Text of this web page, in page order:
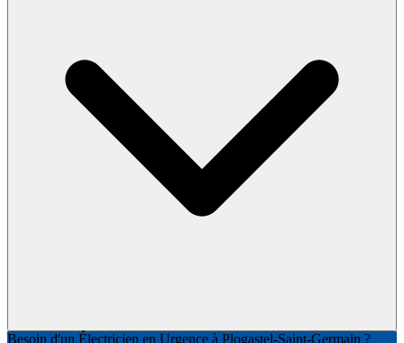
Besoin d'un Électricien en Urgence à Plogastel-Saint-Germain ?